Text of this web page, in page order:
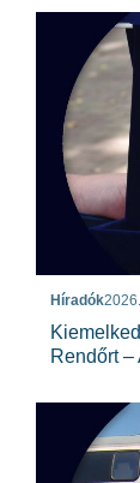
Híradók
Rendőrt